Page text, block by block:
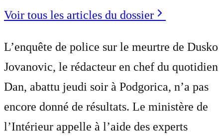
Voir tous les articles du dossier
L’enquête de police sur le meurtre de Dusko
Jovanovic, le rédacteur en chef du quotidien
Dan, abattu jeudi soir à Podgorica, n’a pas
encore donné de résultats. Le ministère de
l’Intérieur appelle à l’aide des experts